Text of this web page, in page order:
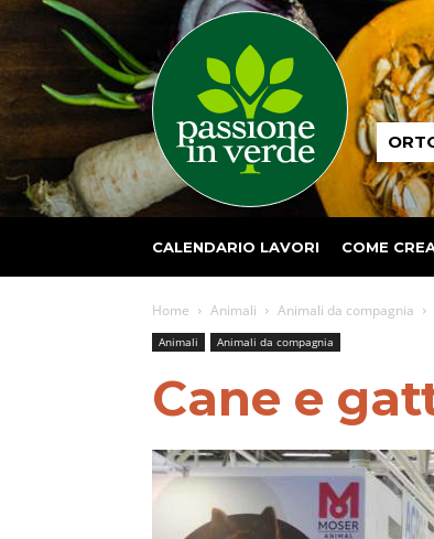
Passione
in
CALENDARIO LAVORI COME
Home Animali Animali da compagnia
Animali Animali da compagnia
Cane e